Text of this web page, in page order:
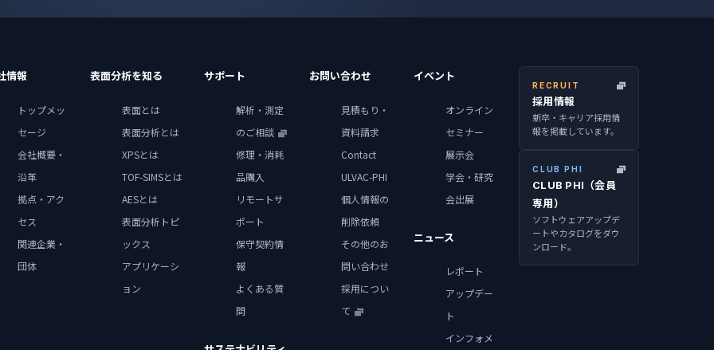
情報
トップメッ
セージ
会社概要・
沿革
拠点・アク
セス
関連企業・
団体
表面分析を知る
表面とは
表面分析とは
XPSとは
TOF-SIMSとは
AESとは
表面分析トピ
ックス
アプリケーシ
ョン
サポート
解析・測定
のご相談
修理・消耗
品購入
リモートサ
ポート
保守契約情
報
よくある質
問
お問い合わせ
見積もり・
資料請求
Contact
ULVAC-PHI
個人情報の
削除依頼
その他のお
問い合わせ
採用につい
て
イベント
オンライン
セミナー
展示会
学会・研究
会出展
ニュース
レポート
アップデー
ト
インフォメ
RECRUIT
採用情報
新卒・キャリア採用情
報を掲載しています。
CLUB PHI
CLUB PHI（会員
専用）
ソフトウェアアップデ
ートやカタログをダウ
ンロード。